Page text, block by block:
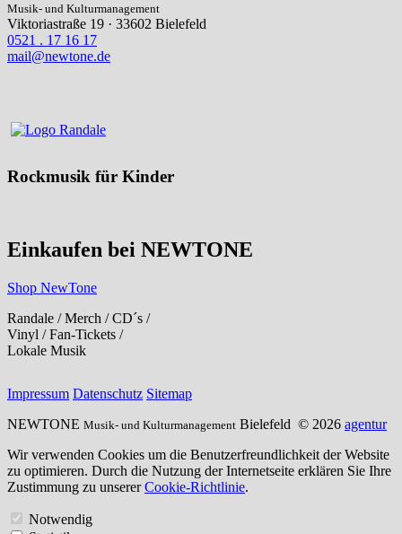
Musik- und Kulturmanagement
Viktoriastraße 19 · 33602 Bielefeld
0521 . 17 16 17
mail@newtone.de
Rockmusik für Kinder
Einkaufen bei NEWTONE
Shop NewTone
Randale / Merch / CD´s /
Vinyl / Fan-Tickets /
Lokale Musik
Impressum Datenschutz Sitemap
NEWTONE Musik- und Kulturmanagement Bielefeld © 2026 agentur
Wir verwenden Cookies um die Benutzerfreundlichkeit der Website
zu optimieren. Durch die Nutzung der Internetseite erklären Sie Ihre
Zustimmung zu unsererCookie-Richtlinie.
Notwendig